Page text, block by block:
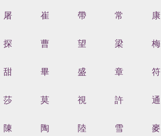
屠 崔 帶 常 康
探 曹 望 梁 梅
甜 畢 盛 章 符
莎 莫 視 許 通
陳 陶 陸 雪 麥